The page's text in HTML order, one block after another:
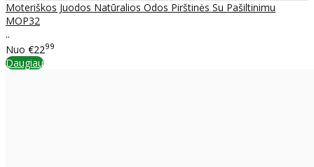
Moteriškos Juodos Natūralios Odos Pirštinės Su Pašiltinimu
MOP32
..
Nuo €2299
Daugiau